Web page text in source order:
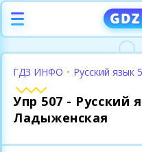
ГДЗ ИНФО • Русский язык
Упр 507 - Русский
Ладыженская